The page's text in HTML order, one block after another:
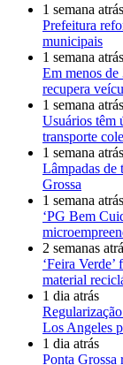
1 semana atrás
Prefeitura
municipais
1 semana atrás
Em menos
recupera
1 semana atrás
Usuários têm
transporte
1 semana atrás
Lâmpadas de
Grossa
1 semana atrás
‘PG Bem
2 semanas
‘Feira Verde’
material
1 dia atrás
Los Angeles
1 dia atrás
Ponta Grossa